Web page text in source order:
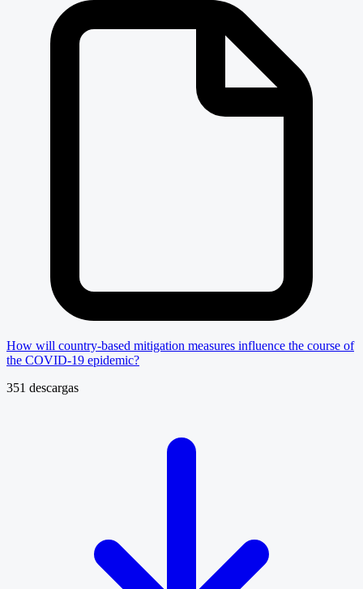
How will country-based mitigation measures influence the course of
the COVID-19 epidemic?
351 descargas